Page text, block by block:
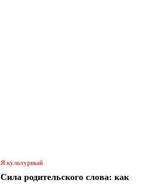
Я культурный
Сила родительского слова: как